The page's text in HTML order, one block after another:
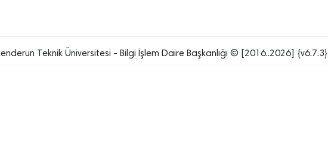
Teknik Üniversitesi - Bilgi İşlem Daire Başkanlığı © [2016..2026] {v6.7.3}